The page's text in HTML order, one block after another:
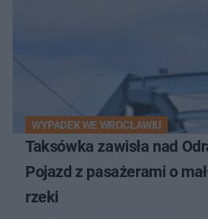
WYPADEK WE WROCŁAWIU
Taksówka zawisła nad
Pojazd z pasażerami o
rzeki